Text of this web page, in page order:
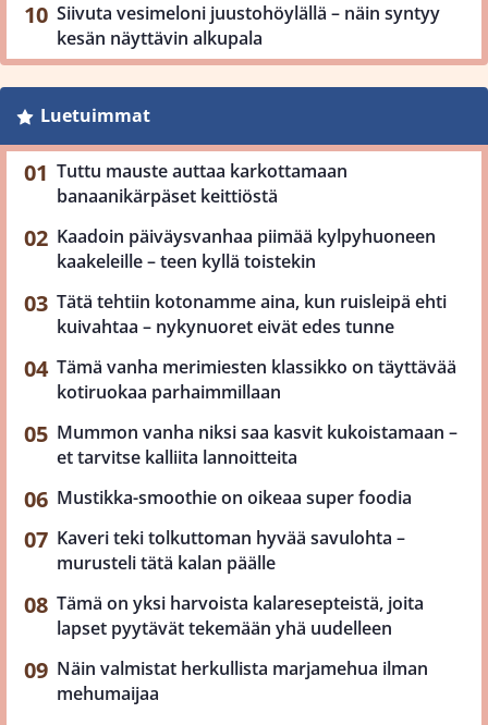
Siivuta vesimeloni juustohöylällä – näin syntyy
kesän näyttävin alkupala
Luetuimmat
Tuttu mauste auttaa karkottamaan
banaanikärpäset keittiöstä
Kaadoin päiväysvanhaa piimää kylpyhuoneen
kaakeleille – teen kyllä toistekin
Tätä tehtiin kotonamme aina, kun ruisleipä ehti
kuivahtaa – nykynuoret eivät edes tunne
Tämä vanha merimiesten klassikko on täyttävää
kotiruokaa parhaimmillaan
Mummon vanha niksi saa kasvit kukoistamaan –
et tarvitse kalliita lannoitteita
Mustikka-smoothie on oikeaa super foodia
Kaveri teki tolkuttoman hyvää savulohta –
murusteli tätä kalan päälle
Tämä on yksi harvoista kalaresepteistä, joita
lapset pyytävät tekemään yhä uudelleen
Näin valmistat herkullista marjamehua ilman
mehumaijaa